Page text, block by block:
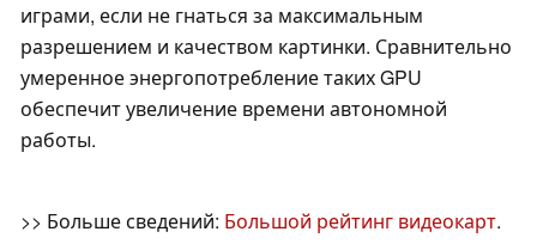
играми, если не гнаться за максимальным
разрешением и качеством картинки. Сравнительно
умеренное энергопотребление таких GPU
обеспечит увеличение времени автономной
работы.
>> Больше сведений: Большой рейтинг видеокарт.